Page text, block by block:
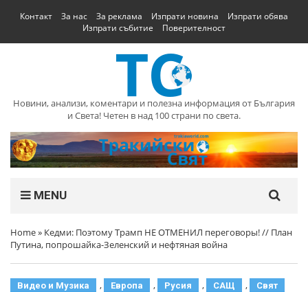
Контакт За нас За реклама Изпрати новина
Изпрати обява
Изпрати събитие
Поверителност
Новини, анализи, коментари и полезна информация от България
и Света! Четен в над 100 страни по света.
MENU
Home» Кедми: Поэтому Трамп НЕ ОТМЕНИЛ переговоры! // План
Путина, попрошайка-Зеленский и нефтяная война
Видео и Музика , Европа , Русия , САЩ , Свят